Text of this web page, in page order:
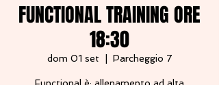
FUNCTIONAL TRAINING ORE
18:30
dom 01 set Parcheggio 7